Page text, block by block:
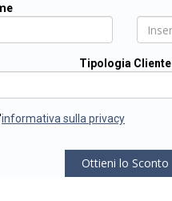
Tipologia Cliente
informativa sulla privacy
Ottieni lo Sconto